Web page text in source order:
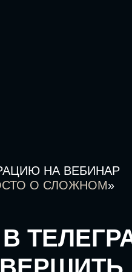
НА ВЕБИНАР
О СЛОЖНОМ»